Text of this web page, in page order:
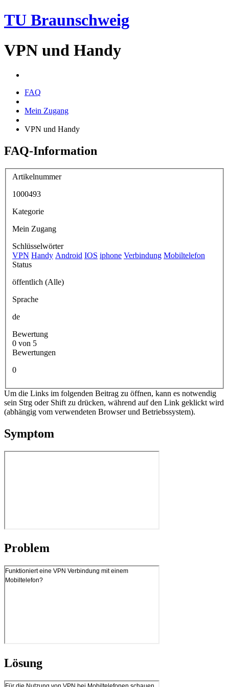
TU Braunschweig
VPN und Handy
FAQ
Mein Zugang
VPN und Handy
FAQ-Information
Artikelnummer
1000493
Kategorie
Mein Zugang
Schlüsselwörter
VPN Handy Android IOS iphone Verbindung Mobiltelefon
Status
öffentlich (Alle)
Sprache
de
Bewertung
0 von 5
Bewertungen
0
Um die Links im folgenden Beitrag zu öffnen, kann es notwendig
sein Strg oder Shift zu drücken, während auf den Link geklickt wird
(abhängig vom verwendeten Browser und Betriebssystem).
Symptom
Problem
Lösung